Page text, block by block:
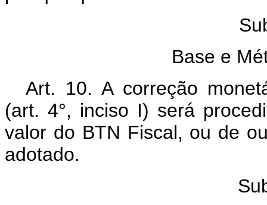
Base e
Art. 10. A correção
(art. 4°, inciso I) será
valor do BTN Fiscal, ou de
adotado.